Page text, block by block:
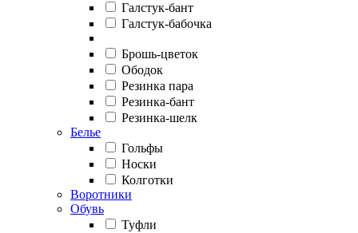
Галстук-бант
Галстук-бабочка
Брошь-цветок
Ободок
Резинка пара
Резинка-бант
Резинка-шелк
Белье
Гольфы
Носки
Колготки
Воротники
Обувь
Туфли